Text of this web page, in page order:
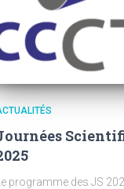
Le programme des JS